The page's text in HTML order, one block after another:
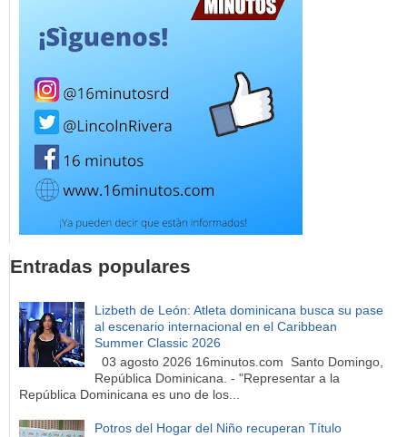
Entradas populares
Lizbeth de León: Atleta dominicana busca su pase
al escenario internacional en el Caribbean
Summer Classic 2026
03 agosto 2026 16minutos.com Santo Domingo,
República Dominicana. - "Representar a la
República Dominicana es uno de los...
Potros del Hogar del Niño recuperan Título